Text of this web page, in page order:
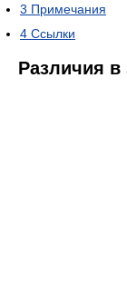
3 Примечания
4 Ссылки
Различия в